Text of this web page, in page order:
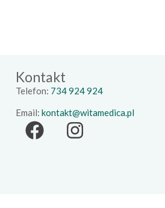
Kontakt
Telefon: 734 924 924
Email: kontakt@witamedica.pl